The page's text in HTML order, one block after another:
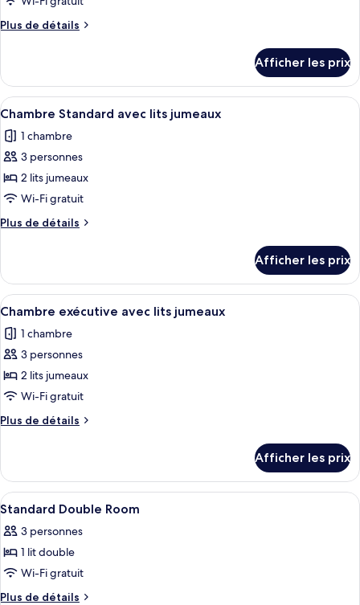
ce
chambre :
Suite
Junior
Plus de détails
Plus
Suite
Junior
Afficher les prix
Afficher
toutes
les
photos
pour
ce
type
de
Chambre
Standard
avec
lits
jumeaux
Une chambre d’hôtel avec deux lits,
6
Chambre Standard avec lits jumeaux
1 chambre
3 personnes
2 lits jumeaux
Wi-Fi gratuit
Plus de détails
Plus
Chambre
Standard
avec
jumeaux
Afficher les prix
Afficher
toutes
les
photos
pour
ce
type
de
Chambre
exécutive
avec
lits
jumeaux
Une chambre d’hôtel avec un lit
10
Chambre exécutive avec lits jumeaux
1 chambre
3 personnes
2 lits jumeaux
Wi-Fi gratuit
Plus de détails
Plus
Chambre
exécutive
avec
jumeaux
Afficher les prix
Afficher
toutes
les
photos
pour
ce
Une chambre d’hôtel comprenant
1
Standard Double Room
3 personnes
1 lit double
Wi-Fi gratuit
Plus de détails
Plus